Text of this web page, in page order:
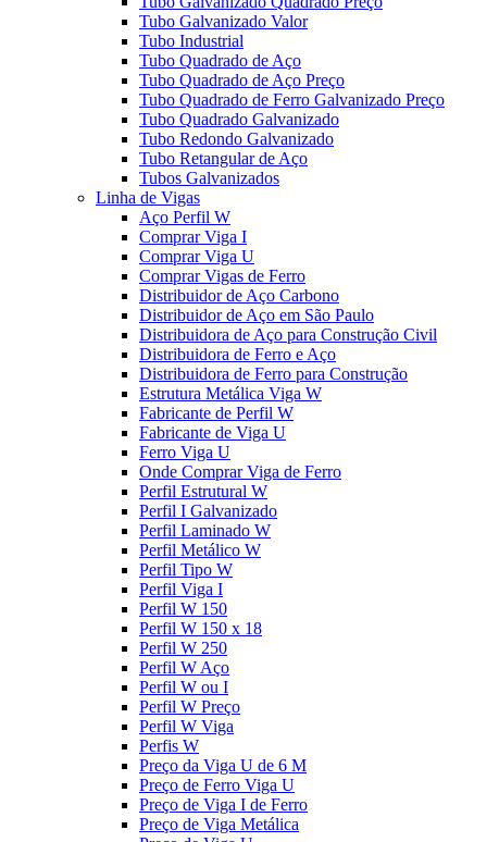
Tubo Galvanizado Valor
Tubo Industrial
Tubo Quadrado de Aço
Tubo Quadrado de Aço Preço
Tubo Quadrado de Ferro Galvanizado Preço
Tubo Quadrado Galvanizado
Tubo Redondo Galvanizado
Tubo Retangular de Aço
Tubos Galvanizados
Linha de Vigas
Aço Perfil W
Comprar Viga I
Comprar Viga U
Comprar Vigas de Ferro
Distribuidor de Aço Carbono
Distribuidor de Aço em São Paulo
Distribuidora de Aço para Construção Civil
Distribuidora de Ferro e Aço
Distribuidora de Ferro para Construção
Estrutura Metálica Viga W
Fabricante de Perfil W
Fabricante de Viga U
Ferro Viga U
Onde Comprar Viga de Ferro
Perfil Estrutural W
Perfil I Galvanizado
Perfil Laminado W
Perfil Metálico W
Perfil Tipo W
Perfil Viga I
Perfil W 150
Perfil W 150 x 18
Perfil W 250
Perfil W Aço
Perfil W ou I
Perfil W Preço
Perfil W Viga
Perfis W
Preço da Viga U de 6 M
Preço de Ferro Viga U
Preço de Viga I de Ferro
Preço de Viga Metálica